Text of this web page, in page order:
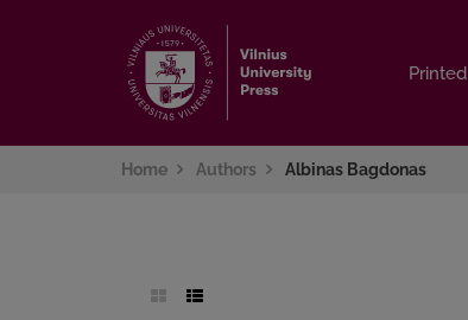
Printed
Printed
Home Authors Albinas Bagdonas